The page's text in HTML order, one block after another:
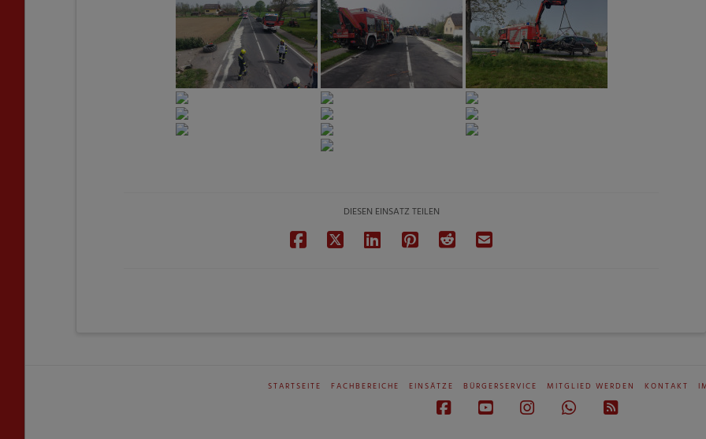
DIESEN EINSATZ TEILEN
STARTSEITE FACHBEREICHE EINSÄTZE BÜRGERSERVICE MITGLIED WERDEN KONTAKT
FacebookYouTubeInstagramWhatsapp
RSS